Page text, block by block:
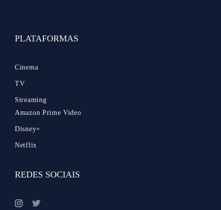
PLATAFORMAS
Cinema
TV
Streaming
Amazon Prime Video
Disney+
Netflix
REDES SOCIAIS